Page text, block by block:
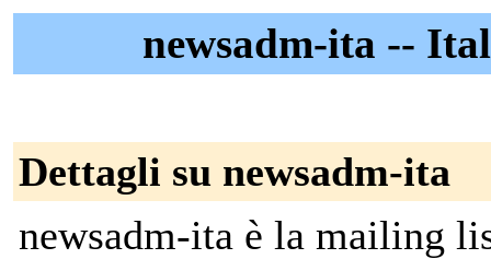
newsadm-ita --
Dettagli su newsadm-ita
newsadm-ita è la mailing